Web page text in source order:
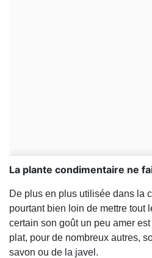
La plante condimentaire ne
De plus en plus utilisée dans la
pourtant bien loin de mettre tout
certain son goût un peu amer
plat, pour de nombreux autres,
savon ou de la javel.